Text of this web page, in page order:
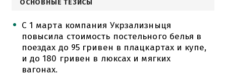
ОСНОВНЫЕ ТЕЗИСЫ
С 1 марта компания Укрзализныця
повысила стоимость постельного белья в
поездах до 95 гривен в плацкартах и купе,
и до 180 гривен в люксах и мягких
вагонах.